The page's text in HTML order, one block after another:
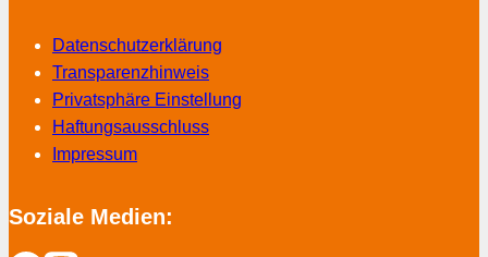
Datenschutzerklärung
Transparenzhinweis
Privatsphäre Einstellung
Haftungsausschluss
Impressum
Soziale Medien: